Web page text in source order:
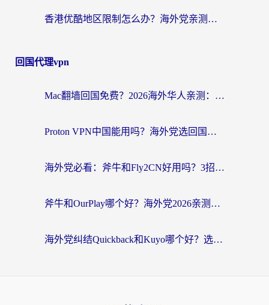
香港优酷地区限制怎么办？海外党亲测有效的追剧解决方案
回国代理vpn
Mac翻墙回国免费？2026海外华人亲测：从CCTV5直播到国内APP，这样选加速器才靠谱
Proton VPN中国能用吗？海外党选回国加速器的避坑指南（附番茄加速器实测）
海外党必看：斧牛和Fly2CN好用吗？3招教你选对回国加速器（附免费试用攻略）
斧牛和OurPlay哪个好？海外党2026亲测：选对加速器，国内资源秒加载
海外党纠结Quickback和Kuyo哪个好？选对回国加速器才能无缝刷国内资源